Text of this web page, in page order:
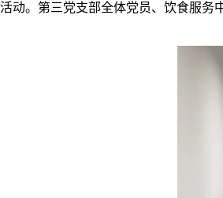
活动。第三党支部全体党员、饮食服务